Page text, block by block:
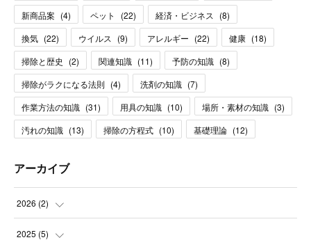
新商品案 (4) ペット (22) 経済・ビジネス (8)
換気 (22) ウイルス (9) アレルギー (22) 健康 (18)
掃除と歴史
(2) 関連知識 (11) 予防の知識 (8)
掃除がラクになる法則 (4) 洗剤の知識 (7)
作業方法の知識 (31) 用具の知識 (10) 場所・素材の知識 (3)
汚れの知識 (13) 掃除の方程式 (10) 基礎理論 (12)
アーカイブ
2026 (2)
( )
2025 (5)